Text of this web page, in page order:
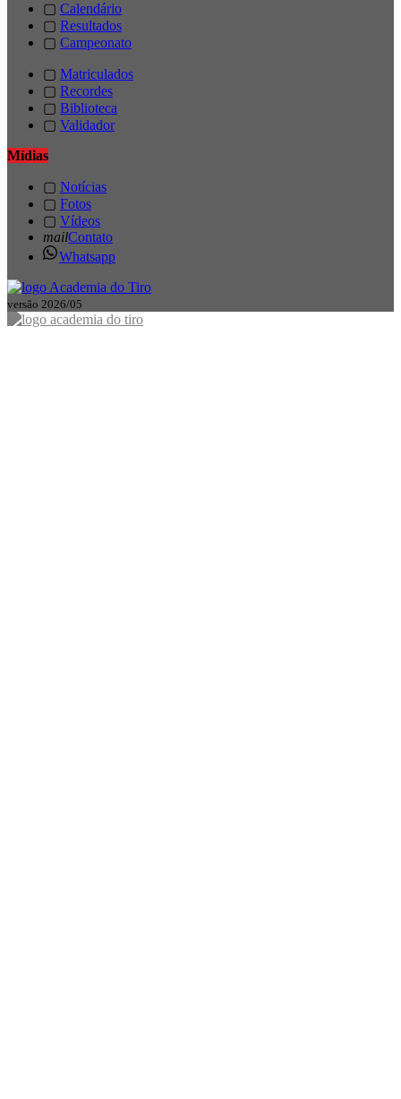
▢ Calendário
▢ Resultados
▢ Campeonato
▢ Matriculados
▢ Recordes
▢ Biblioteca
▢ Validador
Mídias
▢ Notícias
▢ Fotos
▢ Vídeos
mailContato
Whatsapp
versão 2026/05